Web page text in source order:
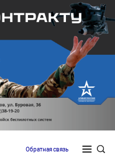
Обратная связь